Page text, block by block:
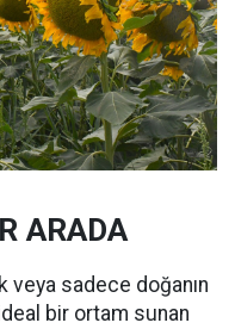
ARADA
veya sadece doğanın
bir ortam sunan